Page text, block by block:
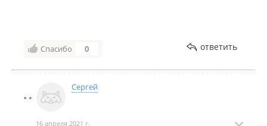
Спасибо 0 ответить
Сергей
16 апреля 2021 г.